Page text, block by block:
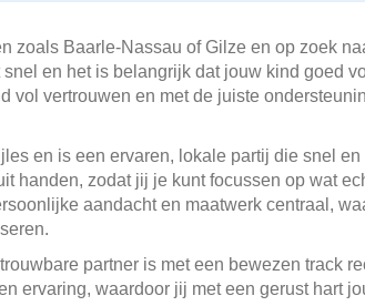
zoals Baarle-Nassau of Gilze en op zoek
en het is belangrijk dat jouw kind goed
vol vertrouwen en met de juiste
en is een ervaren, lokale partij die snel
handen, zodat jij je kunt focussen op wat
aandacht en maatwerk centraal,
partner is met een bewezen track
ervaring, waardoor jij met een gerust hart